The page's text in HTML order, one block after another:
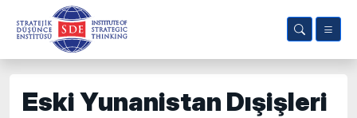
Eski Yunanistan Dışişleri